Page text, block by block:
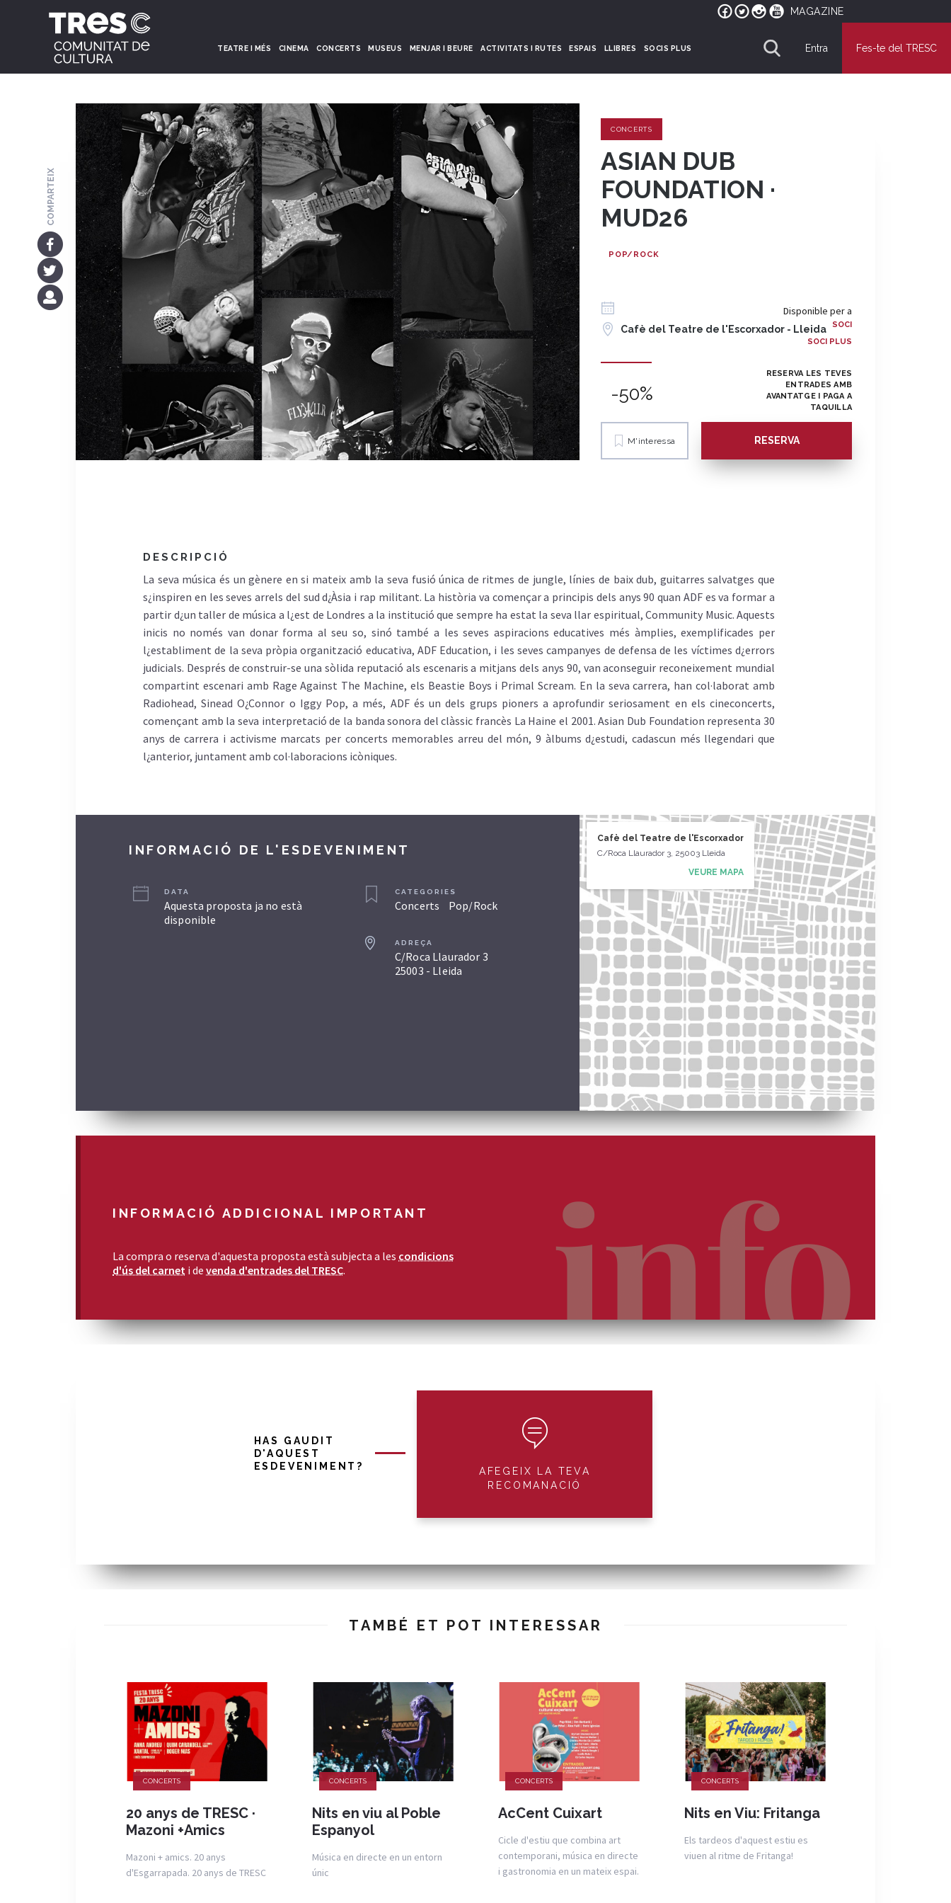
MAGAZINE
TEATRE I MÉS CINEMA CONCERTS MUSEUS MENJAR I BEURE ACTIVITATS I RUTES ESPAIS LLIBRES SOCIS PLUS Entra Fes-te del TRESC
CONCERTS
ASIAN DUB
FOUNDATION ·
MUD26
POP/ROCK
Cafè del Teatre de l'Escorxador - Lleida
-50%
Disponible per a
SOCI
SOCI PLUS
RESERVA LES TEVES
ENTRADES AMB
AVANTATGE I PAGA A
TAQUILLA
M'interessa RESERVA
DESCRIPCIÓ
La seva música és un gènere en si mateix amb la seva fusió única de ritmes de jungle, línies de baix dub, guitarres salvatges que
s¿inspiren en les seves arrels del sud d¿Àsia i rap militant. La història va començar a principis dels anys 90 quan ADF es va formar a
partir d¿un taller de música a l¿est de Londres a la institució que sempre ha estat la seva llar espiritual, Community Music. Aquests
inicis no només van donar forma al seu so, sinó també a les seves aspiracions educatives més àmplies, exemplificades per
l¿establiment de la seva pròpia organització educativa, ADF Education, i les seves campanyes de defensa de les víctimes d¿errors
judicials. Després de construir-se una sòlida reputació als escenaris a mitjans dels anys 90, van aconseguir reconeixement mundial
compartint escenari amb Rage Against The Machine, els Beastie Boys i Primal Scream. En la seva carrera, han col·laborat amb
Radiohead, Sinead O¿Connor o Iggy Pop, a més, ADF és un dels grups pioners a aprofundir seriosament en els cineconcerts,
començant amb la seva interpretació de la banda sonora del clàssic francès La Haine el 2001. Asian Dub Foundation representa 30
anys de carrera i activisme marcats per concerts memorables arreu del món, 9 àlbums d¿estudi, cadascun més llegendari que
l¿anterior, juntament amb col·laboracions icòniques.
INFORMACIÓ DE L'ESDEVENIMENT
DATA
Aquesta proposta ja no està
disponible
CATEGORIES
Concerts Pop/Rock
ADREÇA
C/Roca Llaurador 3
25003 - Lleida
Cafè del Teatre de l'Escorxador
C/Roca Llaurador 3, 25003 Lleida
VEURE MAPA
INFORMACIÓ ADDICIONAL IMPORTANT
La compra o reserva d'aquesta proposta està subjecta a les condicions
d'ús del carnet i de venda d'entrades del TRESC.
HAS GAUDIT
D'AQUEST
ESDEVENIMENT?
AFEGEIX LA TEVA
RECOMANACIÓ
TAMBÉ ET POT INTERESSAR
CONCERTS
20 anys de TRESC ·
Mazoni +Amics
Mazoni + amics. 20 anys
d'Esgarrapada. 20 anys de TRESC
CONCERTS
Nits en viu al Poble
Espanyol
Música en directe en un entorn
únic
CONCERTS
AcCent Cuixart
Cicle d'estiu que combina art
contemporani, música en directe
i gastronomia en un mateix espai.
CONCERTS
Nits en Viu: Fritanga
Els tardeos d'aquest estiu es
viuen al ritme de Fritanga!
COMPARTEIX